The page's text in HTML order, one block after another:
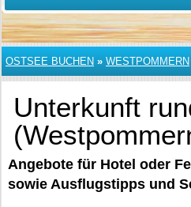
OSTSEE BUCHEN » WESTPOMMERN
Unterkunft
Angebote für Hotel oder
sowie Ausflugstipps und